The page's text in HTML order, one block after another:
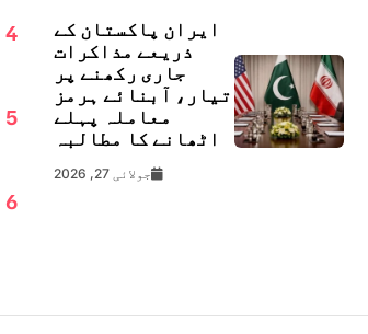
ایران پاکستان کے
ذریعے مذاکرات
جاری رکھنے پر
تیار، آبنائے ہرمز
معاملہ پہلے
اٹھانے کا مطالبہ
جولائی 27, 2026
4
5
6